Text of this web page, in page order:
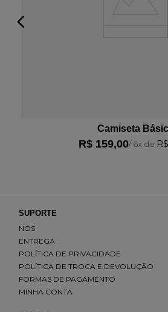
Camiseta
R$ 159,00/6x de R$
SUPORTE
NÓS
ENTREGA
POLÍTICA DE PRIVACIDADE
POLÍTICA DE TROCA E DEVOLUÇÃO
FORMAS DE PAGAMENTO
MINHA CONTA